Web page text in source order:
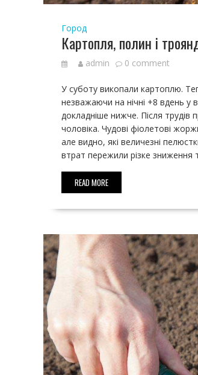
Город
Картопля, полин і
admin 0 comment
У суботу викопали картоплю.
незважаючи на нічні +8 вдень у
докладніше нижче. Після
чоловіка. Чудові фіолетові
але видно, які величезні
втрат пережили різке
READ MORE